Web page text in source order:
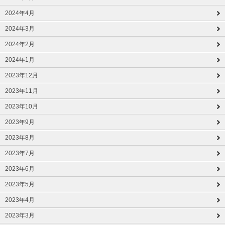
2024年4月
2024年3月
2024年2月
2024年1月
2023年12月
2023年11月
2023年10月
2023年9月
2023年8月
2023年7月
2023年6月
2023年5月
2023年4月
2023年3月